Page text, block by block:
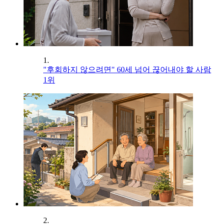
1.
"후회하지 않으려면" 60세 넘어 끊어내야 할 사람
1위
2.